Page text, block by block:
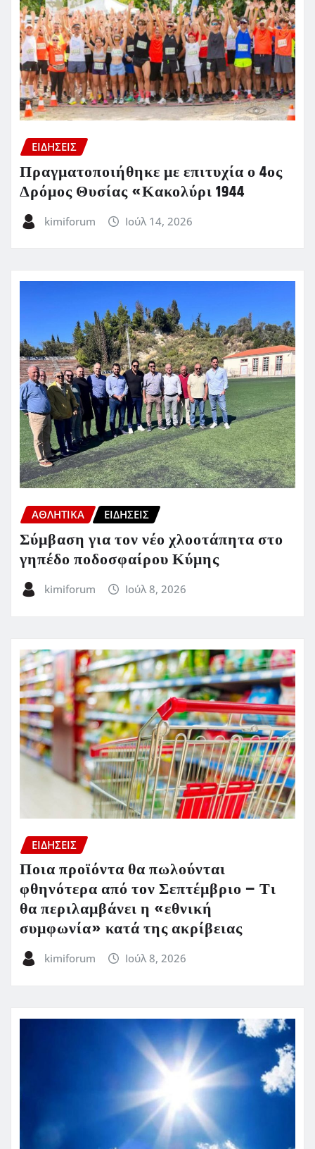
ΕΙΔΗΣΕΙΣ
Πραγματοποιήθηκε με επιτυχία ο 4ος
Δρόμος Θυσίας «Κακολύρι 1944
kimiforum Ιούλ 14, 2026
ΑΘΛΗΤΙΚΑ ΕΙΔΗΣΕΙΣ
Σύμβαση για τον νέο χλοοτάπητα στο
γηπέδο ποδοσφαίρου Κύμης
kimiforum Ιούλ 8, 2026
ΕΙΔΗΣΕΙΣ
Ποια προϊόντα θα πωλούνται
φθηνότερα από τον Σεπτέμβριο – Τι
θα περιλαμβάνει η «εθνική
συμφωνία» κατά της ακρίβειας
kimiforum Ιούλ 8, 2026